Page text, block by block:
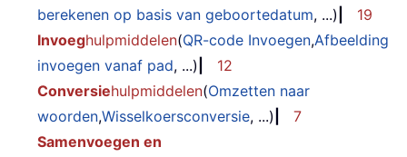
berekenen op basis van geboortedatum, ...)
19
Invoeghulpmiddelen(QR-code Invoegen,Afbeelding
invoegen vanaf pad, ...)
12
Conversiehulpmiddelen(Omzetten naar
woorden,Wisselkoersconversie, ...)
7
Samenvoegen en